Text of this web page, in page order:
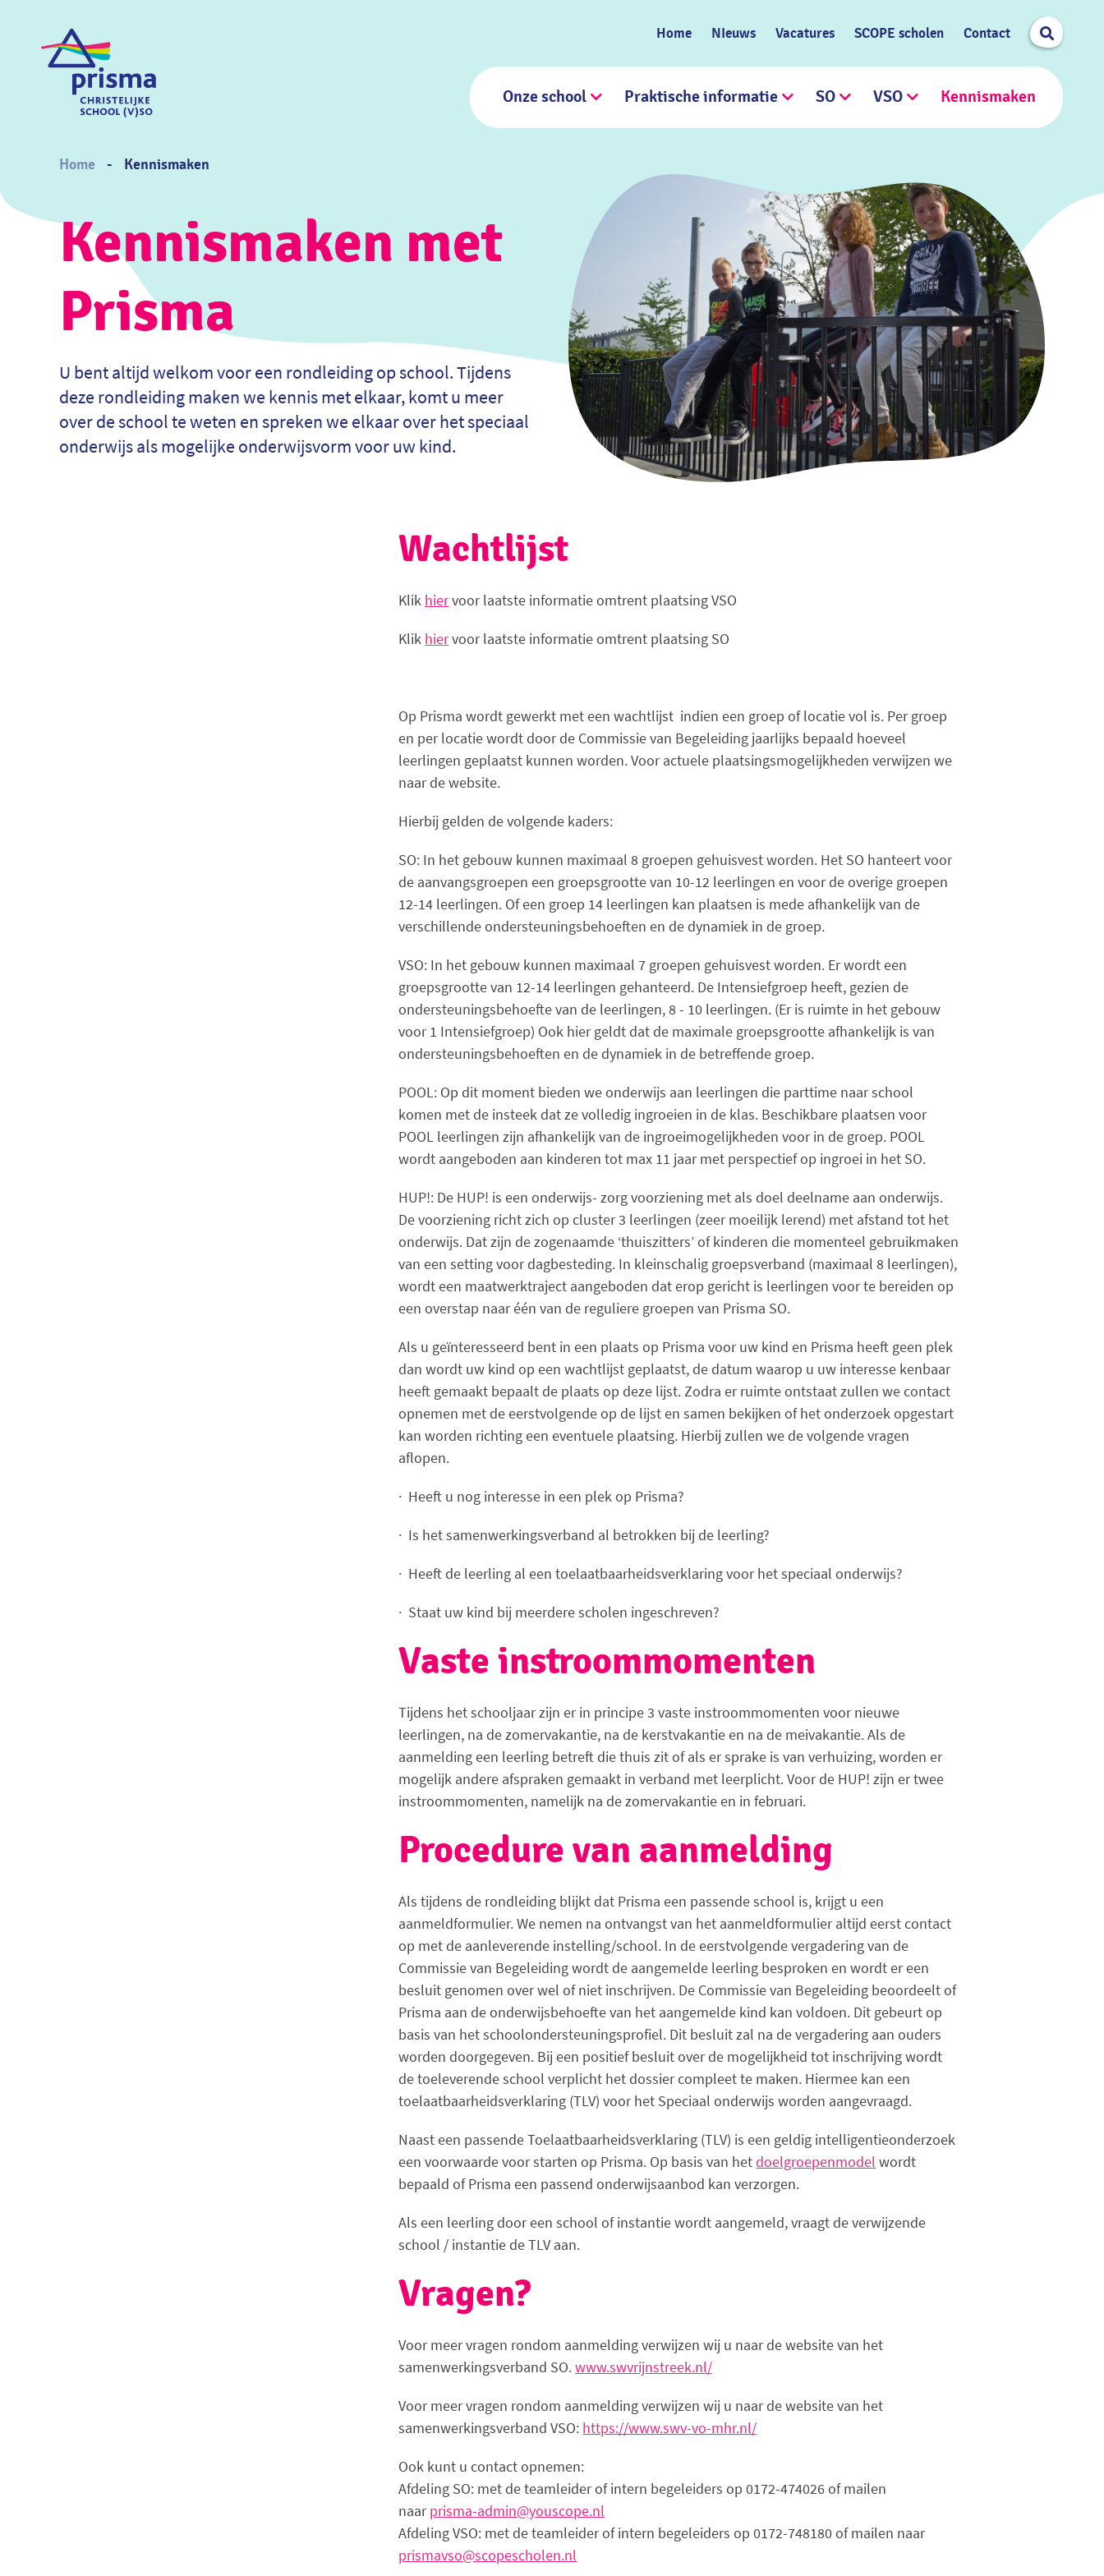
Home NIeuws Vacatures SCOPE scholen Contact Search
Onze school Praktische informatie SO VSO Kennismaken
Breadcrumb
Home Kennismaken
Kennismaken met
Prisma
U bent altijd welkom voor een rondleiding op school. Tijdens
deze rondleiding maken we kennis met elkaar, komt u meer
over de school te weten en spreken we elkaar over het speciaal
onderwijs als mogelijke onderwijsvorm voor uw kind.
Wachtlijst
Klik hiervoor laatste informatie omtrent plaatsing VSO
Klik hiervoor laatste informatie omtrent plaatsing SO
Op Prisma wordt gewerkt met een wachtlijst indien een groep of locatie vol is. Per groep
en per locatie wordt door de Commissie van Begeleiding jaarlijks bepaald hoeveel
leerlingen geplaatst kunnen worden. Voor actuele plaatsingsmogelijkheden verwijzen we
naar de website.
Hierbij gelden de volgende kaders:
SO: In het gebouw kunnen maximaal 8 groepen gehuisvest worden. Het SO hanteert voor
de aanvangsgroepen een groepsgrootte van 10-12 leerlingen en voor de overige groepen
12-14 leerlingen. Of een groep 14 leerlingen kan plaatsen is mede afhankelijk van de
verschillende ondersteuningsbehoeften en de dynamiek in de groep.
VSO: In het gebouw kunnen maximaal 7 groepen gehuisvest worden. Er wordt een
groepsgrootte van 12-14 leerlingen gehanteerd. De Intensiefgroep heeft, gezien de
ondersteuningsbehoefte van de leerlingen, 8 - 10 leerlingen. (Er is ruimte in het gebouw
voor 1 Intensiefgroep) Ook hier geldt dat de maximale groepsgrootte afhankelijk is van
ondersteuningsbehoeften en de dynamiek in de betreffende groep.
POOL: Op dit moment bieden we onderwijs aan leerlingen die parttime naar school
komen met de insteek dat ze volledig ingroeien in de klas. Beschikbare plaatsen voor
POOL leerlingen zijn afhankelijk van de ingroeimogelijkheden voor in de groep. POOL
wordt aangeboden aan kinderen tot max 11 jaar met perspectief op ingroei in het SO.
HUP!: De HUP! is een onderwijs- zorg voorziening met als doel deelname aan onderwijs.
De voorziening richt zich op cluster 3 leerlingen (zeer moeilijk lerend) met afstand tot het
onderwijs. Dat zijn de zogenaamde ‘thuiszitters’ of kinderen die momenteel gebruikmaken
van een setting voor dagbesteding. In kleinschalig groepsverband (maximaal 8 leerlingen),
wordt een maatwerktraject aangeboden dat erop gericht is leerlingen voor te bereiden op
een overstap naar één van de reguliere groepen van Prisma SO.
Als u geïnteresseerd bent in een plaats op Prisma voor uw kind en Prisma heeft geen plek
dan wordt uw kind op een wachtlijst geplaatst, de datum waarop u uw interesse kenbaar
heeft gemaakt bepaalt de plaats op deze lijst. Zodra er ruimte ontstaat zullen we contact
opnemen met de eerstvolgende op de lijst en samen bekijken of het onderzoek opgestart
kan worden richting een eventuele plaatsing. Hierbij zullen we de volgende vragen
aflopen.
· Heeft u nog interesse in een plek op Prisma?
· Is het samenwerkingsverband al betrokken bij de leerling?
· Heeft de leerling al een toelaatbaarheidsverklaring voor het speciaal onderwijs?
· Staat uw kind bij meerdere scholen ingeschreven?
Vaste instroommomenten
Tijdens het schooljaar zijn er in principe 3 vaste instroommomenten voor nieuwe
leerlingen, na de zomervakantie, na de kerstvakantie en na de meivakantie. Als de
aanmelding een leerling betreft die thuis zit of als er sprake is van verhuizing, worden er
mogelijk andere afspraken gemaakt in verband met leerplicht. Voor de HUP! zijn er twee
instroommomenten, namelijk na de zomervakantie en in februari.
Procedure van aanmelding
Als tijdens de rondleiding blijkt dat Prisma een passende school is, krijgt u een
aanmeldformulier. We nemen na ontvangst van het aanmeldformulier altijd eerst contact
op met de aanleverende instelling/school. In de eerstvolgende vergadering van de
Commissie van Begeleiding wordt de aangemelde leerling besproken en wordt er een
besluit genomen over wel of niet inschrijven. De Commissie van Begeleiding beoordeelt of
Prisma aan de onderwijsbehoefte van het aangemelde kind kan voldoen. Dit gebeurt op
basis van het schoolondersteuningsprofiel. Dit besluit zal na de vergadering aan ouders
worden doorgegeven. Bij een positief besluit over de mogelijkheid tot inschrijving wordt
de toeleverende school verplicht het dossier compleet te maken. Hiermee kan een
toelaatbaarheidsverklaring (TLV) voor het Speciaal onderwijs worden aangevraagd.
Naast een passende Toelaatbaarheidsverklaring (TLV) is een geldig intelligentieonderzoek
een voorwaarde voor starten op Prisma. Op basis van hetdoelgroepenmodel wordt
bepaald of Prisma een passend onderwijsaanbod kan verzorgen.
Als een leerling door een school of instantie wordt aangemeld, vraagt de verwijzende
school / instantie de TLV aan.
Vragen?
Voor meer vragen rondom aanmelding verwijzen wij u naar de website van het
samenwerkingsverband SO.www.swvrijnstreek.nl/
Voor meer vragen rondom aanmelding verwijzen wij u naar de website van het
samenwerkingsverband VSO: https://www.swv-vo-mhr.nl/
Ook kunt u contact opnemen:
Afdeling SO: met de teamleider of intern begeleiders op 0172-474026 of mailen
naarprisma-admin@youscope.nl
Afdeling VSO: met de teamleider of intern begeleiders op 0172-748180 of mailen naar
prismavso@scopescholen.nl